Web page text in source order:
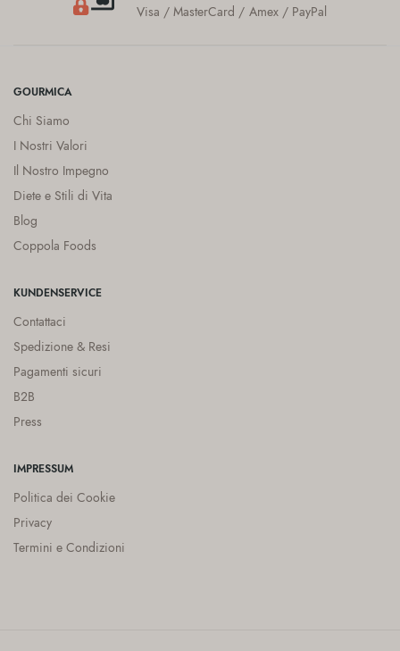
Visa / MasterCard / Amex / PayPal
GOURMICA
Chi Siamo
I Nostri Valori
Il Nostro Impegno
Diete e Stili di Vita
Blog
Coppola Foods
KUNDENSERVICE
Contattaci
Spedizione & Resi
Pagamenti sicuri
B2B
Press
IMPRESSUM
Politica dei Cookie
Privacy
Termini e Condizioni